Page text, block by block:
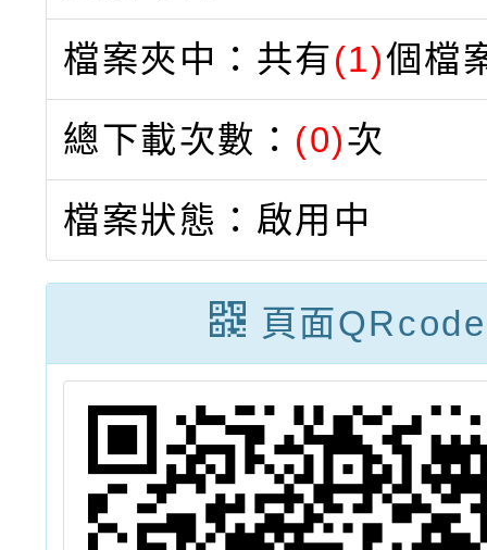
檔案夾中：共有(1)個檔
總下載次數： (0)次
檔案狀態：啟用中
頁面QRcode